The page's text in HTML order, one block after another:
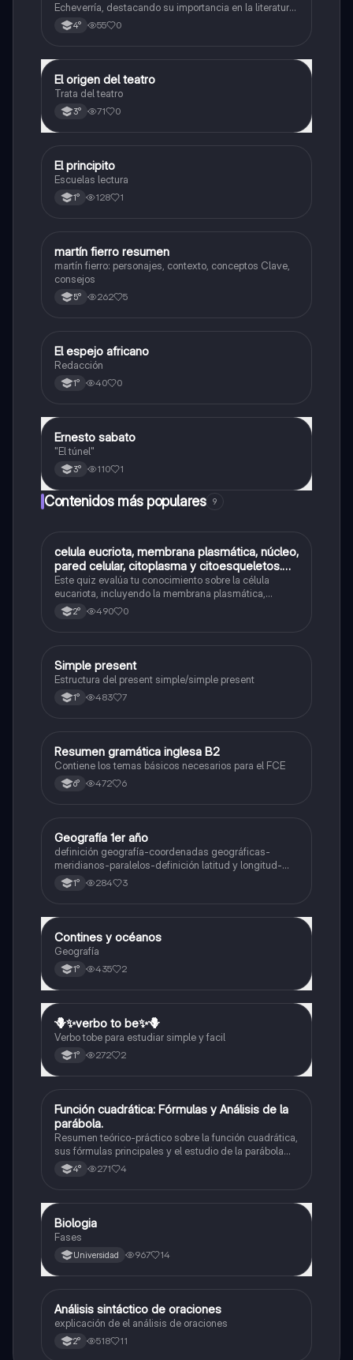
Echeverría, destacando su importancia en la literatura
argentina y su narrativa sobre el amor, el sufrimiento y
la violencia en la frontera.
4° 55 0
Lengua
El origen del teatro
Trata del teatro
3° 71 0
Lengua
El principito
Escuelas lectura
1° 128 1
Lengua
martín fierro resumen
martín fierro: personajes, contexto, conceptos Clave,
consejos
5° 262 5
Lengua
El espejo africano
Redacción
1° 40 0
Lengua
Ernesto sabato
"El túnel"
3° 110 1
Contenidos más populares 9
CBiología
celula eucriota, membrana plasmática, núcleo,
pared celular, citoplasma y citoesqueletos.
nombre se las partes de la celula eucariota
Este quiz evalúa tu conocimiento sobre la célula
eucariota, incluyendo la membrana plasmática,
núcleo, pared celular, citoplasma y citoesqueleto.
2° 490 0
Inglés
Simple present
Estructura del present simple/simple present
1° 483 7
Inglés
Resumen gramática inglesa B2
Contiene los temas básicos necesarios para el FCE
6° 472 6
Geografía
Geografía 1er año
definición geografía-coordenadas geográficas-
meridianos-paralelos-definición latitud y longitud-
elementos del mapa-definición mapa-localización
relativa y absoluta
1° 284 3
Geografía
Contines y océanos
Geografía
1° 435 2
Inglés
🪻✨️verbo to be✨️🪻
Verbo tobe para estudiar simple y facil
1° 272 2
Matemáticas
Función cuadrática: Fórmulas y Análisis de la
parábola.
Resumen teórico-práctico sobre la función cuadrática,
sus fórmulas principales y el estudio de la parábola
como representación gráfica.Incluye desarrollo de la
forma general, cálculo de raíces, vértice y elementos
4° 271 4
Biología
Biologia
Fases
Universidad 967 14
Lengua
Análisis sintáctico de oraciones
explicación de el análisis de oraciones
2° 518 11